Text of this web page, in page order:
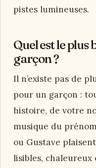
pistes lumineuses.
Quel est le
garçon ?
Il n’existe pas de
pour un garçon :
histoire, de votre
musique du
ou Gustave
lisibles, chaleureux